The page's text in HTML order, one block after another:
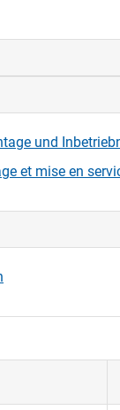
und
und
et mise en